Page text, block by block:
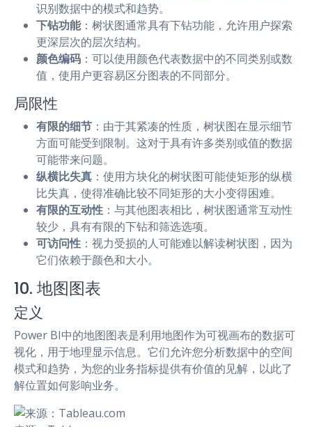
识别数据中的模式和趋势。
下钻功能：树状图通常具有下钻功能，允许用户探索
更深层次的层次结构。
颜色编码 ：可以使用颜色代表数据中的不同类别或数
值，使用户更容易区分图表的不同部分。
局限性
有限的细节 ：由于其紧凑的性质，树状图在显示细节
方面可能受到限制。这对于具有许多类别或值的数据
可能带来问题。
纵横比失真 ：使用方块化的树状图可能使矩形的纵横
比失真，使得准确比较不同矩形的大小变得困难。
有限的互动性 ：与其他图表相比，树状图通常互动性
较少，具有有限的下钻和筛选选项。
可访问性 ：视力受损的人可能难以解读树状图，因为
它们依赖于颜色和大小。
10. 地图图表
定义
Power BI中的地图图表是利用地图作为可视画布的数据可
视化，用于地理显示信息。它们允许您分析数据中的空间
模式和趋势，为您的业务指标提供有价值的见解，以此了
解位置如何影响业务。